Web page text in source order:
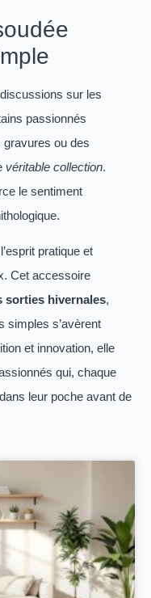
sur les
passionnés
ou des
véritable collection.
le sentiment
pratique et
Cet accessoire
sorties hivernales,
simples s’avèrent
et innovation, elle
qui, chaque
leur poche avant de